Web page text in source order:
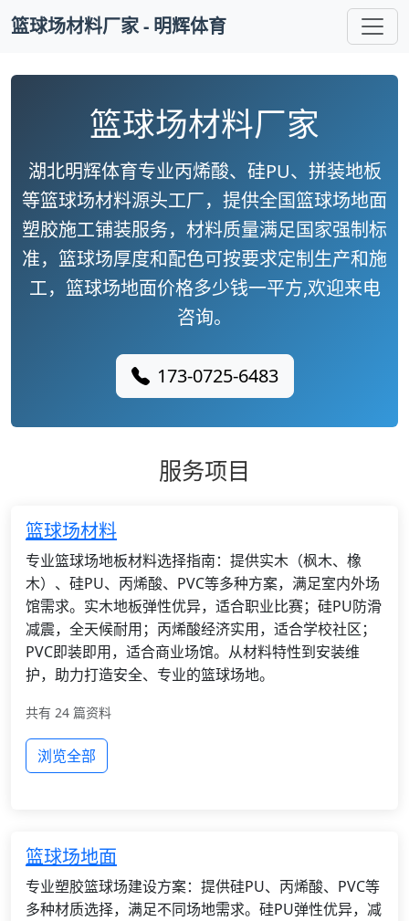
篮球场材料厂家 - 明辉体育
篮球场材料厂家
湖北明辉体育专业丙烯酸、硅PU、拼装地板
等篮球场材料源头工厂，提供全国篮球场地面
塑胶施工铺装服务，材料质量满足国家强制标
准，篮球场厚度和配色可按要求定制生产和施
工，篮球场地面价格多少钱一平方,欢迎来电
咨询。
173-0725-6483
服务项目
篮球场材料
专业篮球场地板材料选择指南：提供实木（枫木、橡
木）、硅PU、丙烯酸、PVC等多种方案，满足室内外场
馆需求。实木地板弹性优异，适合职业比赛；硅PU防滑
减震，全天候耐用；丙烯酸经济实用，适合学校社区；
PVC即装即用，适合商业场馆。从材料特性到安装维
护，助力打造安全、专业的篮球场地。
共有 24 篇资料
浏览全部
篮球场地面
专业塑胶篮球场建设方案：提供硅PU、丙烯酸、PVC等
多种材质选择，满足不同场地需求。硅PU弹性优异，减